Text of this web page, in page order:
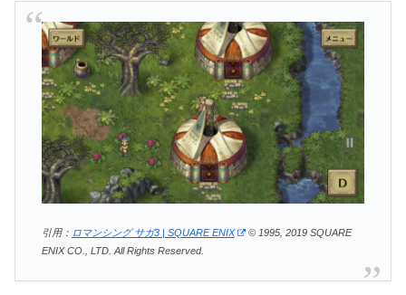
引用： ロマンシング サガ3 | SQUARE ENIX
© 1995, 2019 SQUARE
ENIX CO., LTD. All Rights Reserved.